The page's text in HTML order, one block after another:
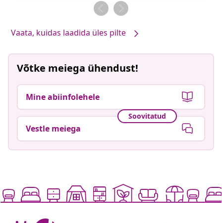
Vaata, kuidas laadida üles pilte
Võtke meiega ühendust!
Mine abiinfolehele
Soovitatud
Vestle meiega